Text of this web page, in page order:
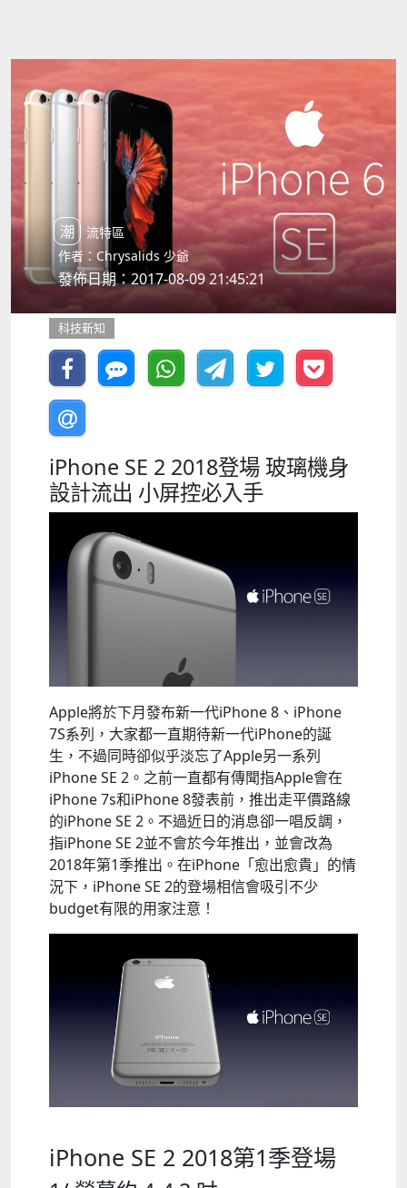
潮流特區
作者：Chrysalids 少爺
發佈日期：2017-08-09 21:45:21
科技新知
iPhone SE 2 2018登場 玻璃機身
設計流出 小屏控必入手
Apple將於下月發布新一代iPhone 8、iPhone
7S系列，大家都一直期待新一代iPhone的誕
生，不過同時卻似乎淡忘了Apple另一系列
iPhone SE 2。之前一直都有傳聞指Apple會在
iPhone 7s和iPhone 8發表前，推出走平價路線
的iPhone SE 2。不過近日的消息卻一唱反調，
指iPhone SE 2並不會於今年推出，並會改為
2018年第1季推出。在iPhone「愈出愈貴」的情
況下，iPhone SE 2的登場相信會吸引不少
budget有限的用家注意！
iPhone SE 2 2018第1季登場